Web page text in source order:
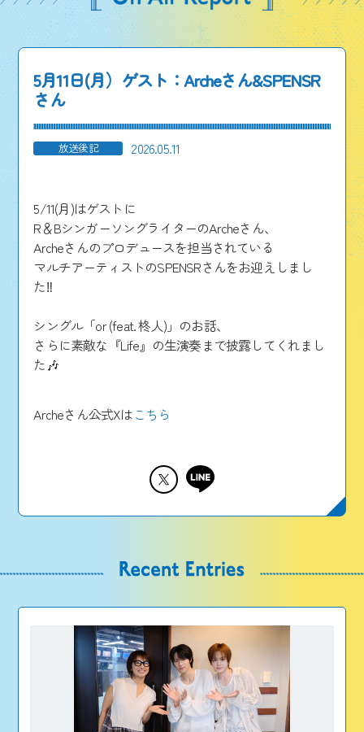
5月11日(月）ゲスト：Archeさん&SPENSR
さん
放送後記 2026.05.11
5/11(月)はゲストに
R＆BシンガーソングライターのArcheさん、
Archeさんのプロデュースを担当されている
マルチアーティストのSPENSRさんをお迎えしまし
た‼️
シングル「or (feat. 柊人)」のお話、
さらに素敵な『Life』の生演奏まで披露してくれまし
た🎶
Archeさん公式Xはこちら